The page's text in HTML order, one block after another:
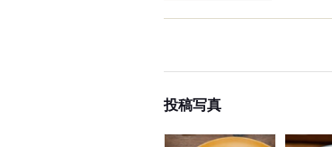
投稿写真